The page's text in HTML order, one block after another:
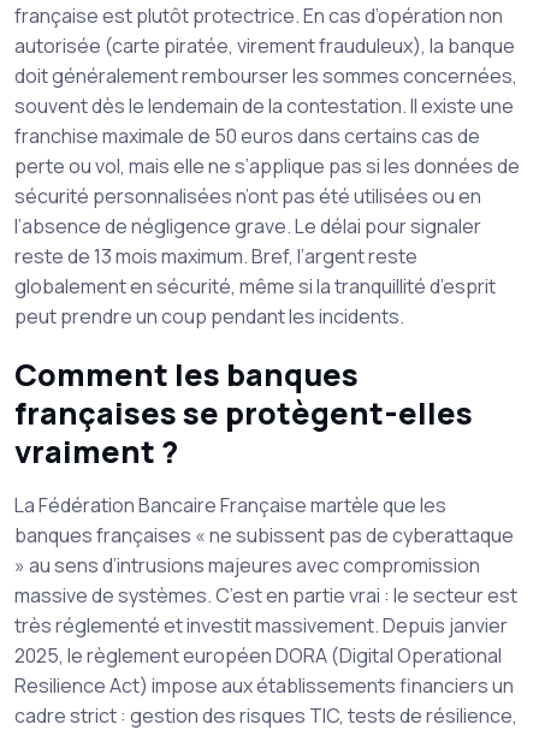
française est plutôt protectrice. En cas d’opération non
autorisée (carte piratée, virement frauduleux), la banque
doit généralement rembourser les sommes concernées,
souvent dès le lendemain de la contestation. Il existe une
franchise maximale de 50 euros dans certains cas de
perte ou vol, mais elle ne s’applique pas si les données de
sécurité personnalisées n’ont pas été utilisées ou en
l’absence de négligence grave. Le délai pour signaler
reste de 13 mois maximum. Bref, l’argent reste
globalement en sécurité, même si la tranquillité d’esprit
peut prendre un coup pendant les incidents.
Comment les banques
françaises se protègent-elles
vraiment ?
La Fédération Bancaire Française martèle que les
banques françaises « ne subissent pas de cyberattaque
» au sens d’intrusions majeures avec compromission
massive de systèmes. C’est en partie vrai : le secteur est
très réglementé et investit massivement. Depuis janvier
2025, le règlement européen DORA (Digital Operational
Resilience Act) impose aux établissements financiers un
cadre strict : gestion des risques TIC, tests de résilience,